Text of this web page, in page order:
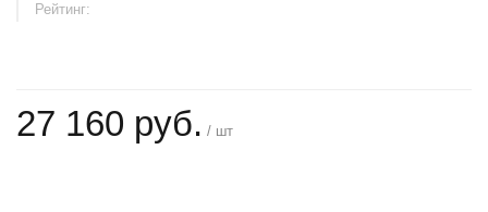
Рейтинг:
27 160 руб. / шт